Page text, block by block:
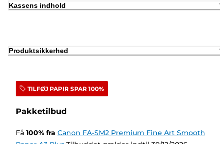
Kassens indhold
Produktsikkerhed
TILFØJ PAPIR SPAR 100%
Pakketilbud
Få 100% fra Canon FA-SM2 Premium Fine Art Smooth